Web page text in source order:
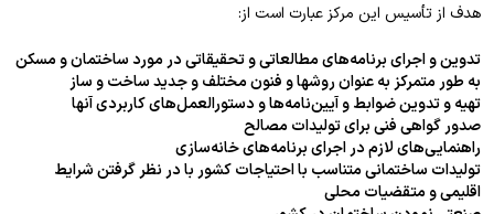
هدف از تأسیس این مرکز عبارت است از:
تدوین و اجرای برنامه‌های مطالعاتی و تحقیقاتی در مورد ساختمان و مسکن
به طور متمرکز به عنوان روشها و فنون مختلف و جدید ساخت و ساز
تهیه و تدوین ضوابط و آیین‌نامه‌ها و دستورالعمل‌های کاربردی آنها
صدور گواهی فنی برای تولیدات مصالح
راهنمایی‌های لازم در اجرای برنامه‌های خانه‌سازی
تولیدات ساختمانی متناسب با احتیاجات کشور با در نظر گرفتن شرایط
اقلیمی و متقضیات محلی